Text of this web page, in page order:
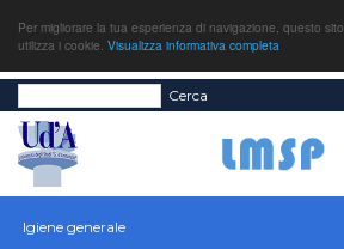
Per migliorare la tua esperienza di navigazione, questo sito
utilizza i cookie. Visualizza informativa completa
Cerca
Igiene generale